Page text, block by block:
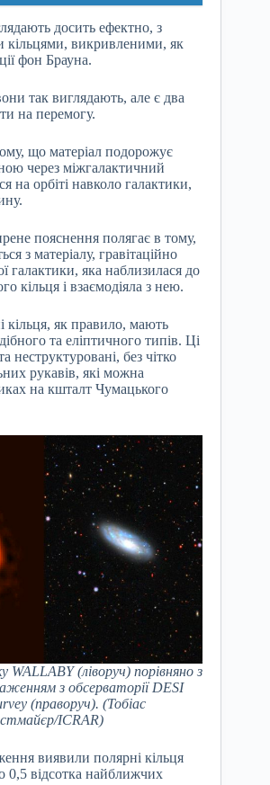
досить ефектно, з
кільцями, викривленими, як
фон Брауна.
так виглядають, але є два
на перемогу.
що матеріал подорожує
через міжгалактичний
на орбіті навколо галактики,
пояснення полягає в тому,
з матеріалу, гравітаційно
галактики, яка наблизилася до
кільця і взаємодіяла з нею.
кільця, як правило, мають
та еліптичного типів. Ці
неструктуровані, без чітко
рукавів, які можна
на кшталт Чумацького
WALLABY (ліворуч) порівняно з
з обсерваторії DESI
(праворуч). (Тобіас
ICRAR)
виявили полярні кільця
0,5 відсотка найближчих